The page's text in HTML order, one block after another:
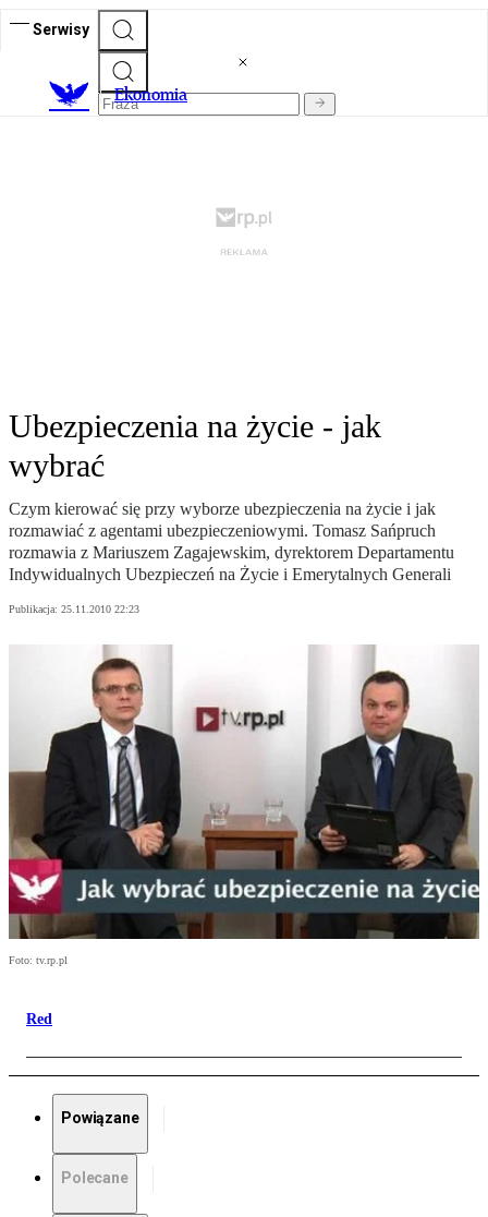
Serwisy
Ekonomia
Ubezpieczenia na życie - jak
wybrać
Czym kierować się przy wyborze ubezpieczenia na życie i jak
rozmawiać z agentami ubezpieczeniowymi. Tomasz Sańpruch
rozmawia z Mariuszem Zagajewskim, dyrektorem Departamentu
Indywidualnych Ubezpieczeń na Życie i Emerytalnych Generali
Publikacja: 25.11.2010 22:23
Foto: tv.rp.pl
Red
Powiązane
Polecane